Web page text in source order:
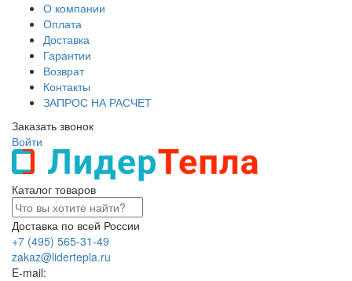
О компании
Оплата
Доставка
Гарантии
Возврат
Контакты
ЗАПРОС НА РАСЧЕТ
Заказать звонок
Войти
Каталог товаров
Доставка по всей России
+7 (495) 565-31-49
zakaz@lidertepla.ru
E-mail: